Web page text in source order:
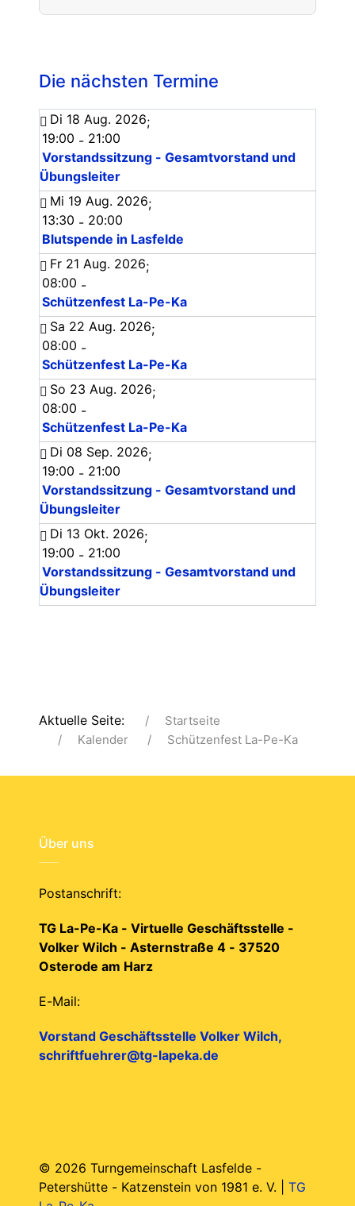
Die nächsten Termine
Di 18 Aug. 2026;
19:00 - 21:00
Vorstandssitzung - Gesamtvorstand und
Übungsleiter
Mi 19 Aug. 2026;
13:30 - 20:00
Blutspende in Lasfelde
Fr 21 Aug. 2026;
08:00 -
Schützenfest La-Pe-Ka
Sa 22 Aug. 2026;
08:00 -
Schützenfest La-Pe-Ka
So 23 Aug. 2026;
08:00 -
Schützenfest La-Pe-Ka
Di 08 Sep. 2026;
19:00 - 21:00
Vorstandssitzung - Gesamtvorstand und
Übungsleiter
Di 13 Okt. 2026;
19:00 - 21:00
Vorstandssitzung - Gesamtvorstand und
Übungsleiter
Aktuelle Seite:
Startseite
Kalender
Schützenfest La-Pe-Ka
Über uns
Postanschrift:
TG La-Pe-Ka - Virtuelle Geschäftsstelle -
Volker Wilch - Asternstraße 4 - 37520
Osterode am Harz
E-Mail:
Vorstand Geschäftsstelle Volker Wilch,
schriftfuehrer@tg-lapeka.de
© 2026 Turngemeinschaft Lasfelde -
Petershütte - Katzenstein von 1981 e. V. | TG